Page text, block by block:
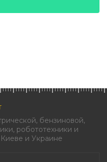
бензиновой,
робототехники и
и Украине